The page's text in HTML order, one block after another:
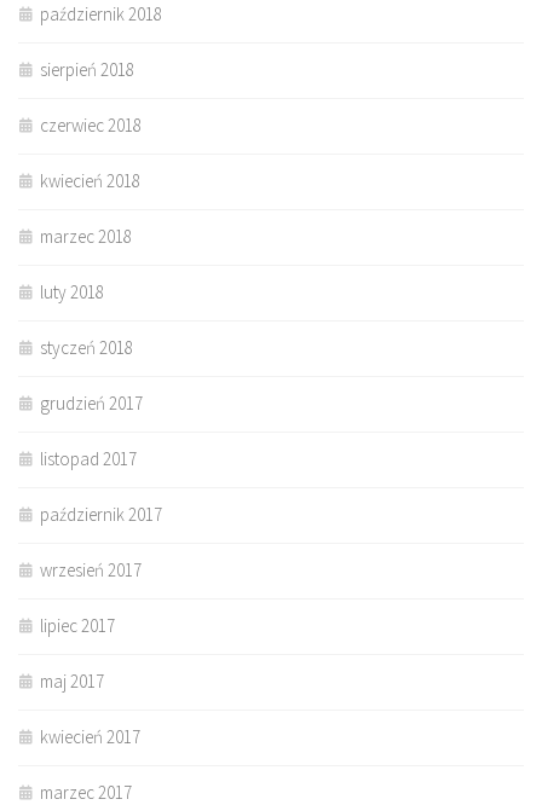
październik 2018
sierpień 2018
czerwiec 2018
kwiecień 2018
marzec 2018
luty 2018
styczeń 2018
grudzień 2017
listopad 2017
październik 2017
wrzesień 2017
lipiec 2017
maj 2017
kwiecień 2017
marzec 2017